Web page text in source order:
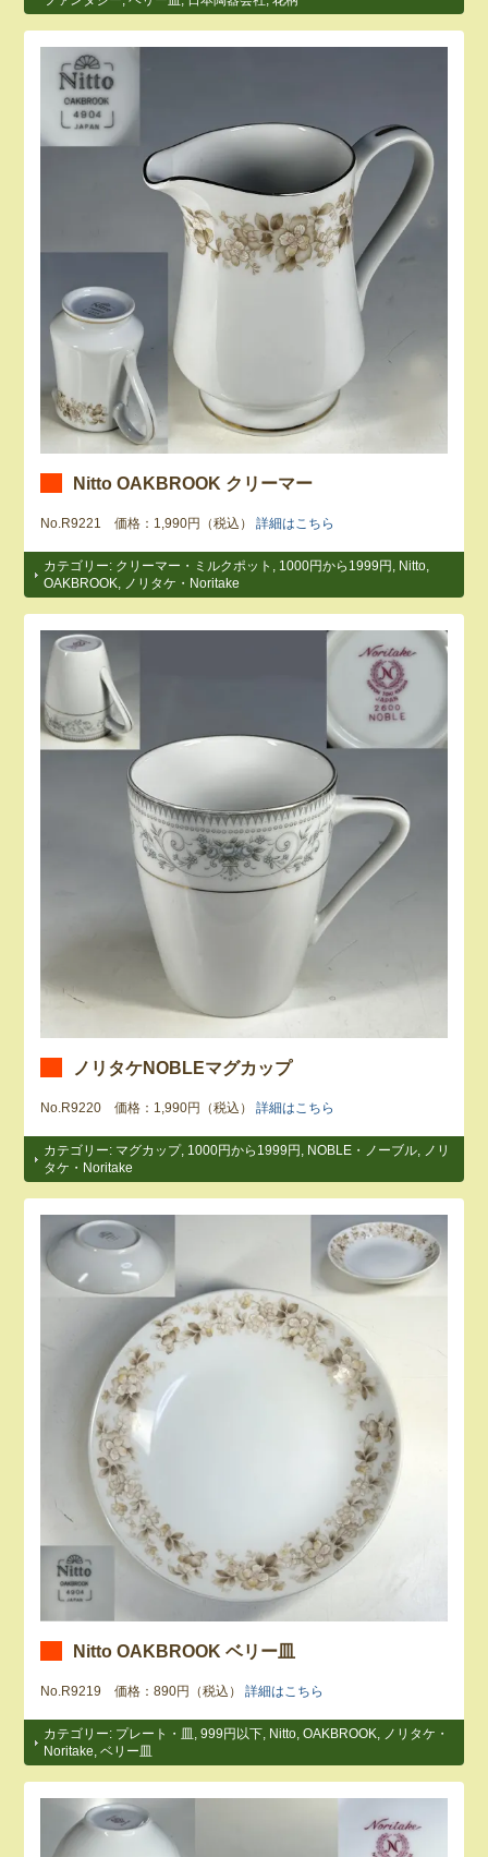
Nitto OAKBROOK クリーマー
No.R9221 価格：1,990円（税込）詳細はこちら
カテゴリー: クリーマー・ミルクポット , 1000円から1999円 , Nitto,
OAKBROOK, ノリタケ・Noritake
ノリタケNOBLEマグカップ
No.R9220 価格：1,990円（税込）詳細はこちら
カテゴリー: マグカップ, 1000円から1999円 NOBLE・ノーブル
ノリ
タケ・Noritake
Nitto OAKBROOK ベリー皿
No.R9219 価格：890円（税込）詳細はこちら
カテゴリー: プレート・皿 ,999円以下 Nitto ,OAKBROOK
ノリタケ・
Noritake ,ベリー皿